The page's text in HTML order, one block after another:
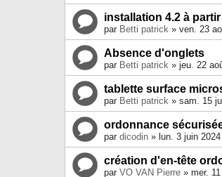
installation 4.2 à partir
par Betti patrick » ven. 23
Absence d'onglets
par Betti patrick » jeu. 22
tablette surface
par Betti patrick » sam. 15
ordonnance
par dicodin » lun. 3 juin
création d'en-tête
par VO VAN Pierre » mer.